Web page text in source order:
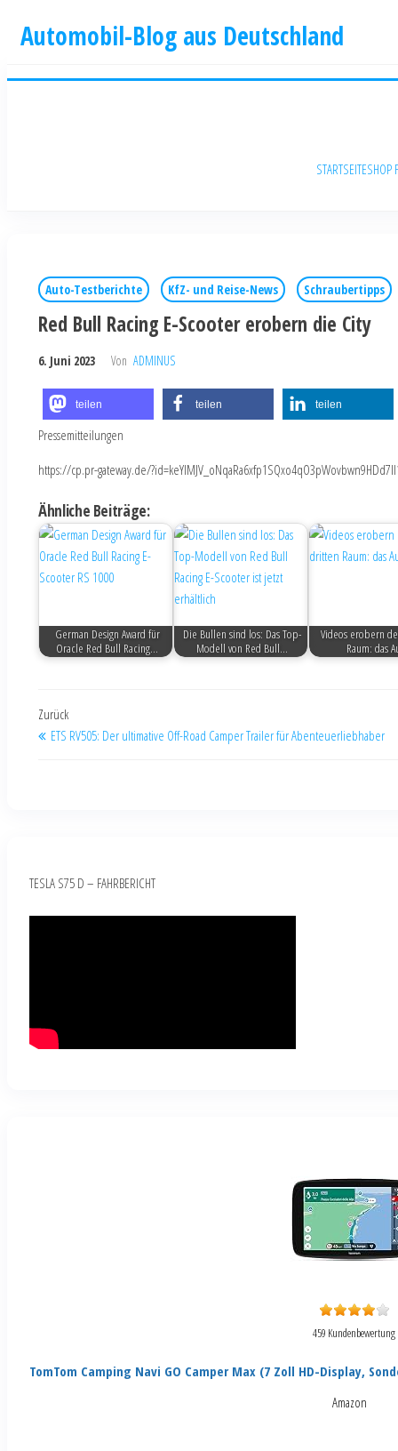
Automobil-Blog aus Deutschland
STARTSEITESHOP
Auto-Testberichte KfZ- und Reise-News Schraubertipps
Red Bull Racing E-Scooter erobern die City
6. Juni 2023 Von ADMINUS
teilen teilen teilen
Pressemitteilungen
https://cp.pr-gateway.de/
Ähnliche Beiträge:
German Design Award für
Oracle Red Bull Racing…
Die Bullen sind los: Das Top-
Modell von Red Bull…
Videos erobern
Raum: das
Zurück
ETS RV505: Der ultimative Off-Road Camper Trailer für Abenteuerliebhaber
TESLA S75 D – FAHRBERICHT
459 Kundenbewertung
TomTom Camping Navi GO Camper Max (7 Zoll HD-Display,
Amazon